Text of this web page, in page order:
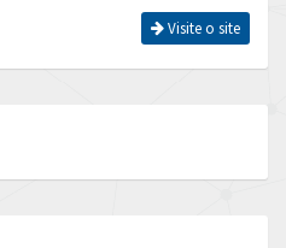
Visite o site